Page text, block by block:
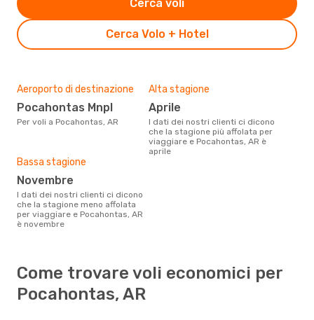
Cerca Volo + Hotel
Cerca voli
Aeroporto di destinazione
Pocahontas Mnpl
Per voli a Pocahontas, AR
Alta stagione
aprile
I dati dei nostri clienti ci dicono
che la stagione più affolata per
viaggiare e Pocahontas, AR è
aprile
Bassa stagione
novembre
I dati dei nostri clienti ci dicono
che la stagione meno affolata
per viaggiare e Pocahontas, AR
è novembre
Come trovare voli economici per
Pocahontas, AR